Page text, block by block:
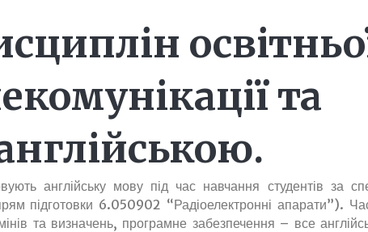
та
англійську мову під час навчання студентів за
підготовки 6.050902 “Радіоелектронні апарати”).
та визначень, програмне забезпечення – все